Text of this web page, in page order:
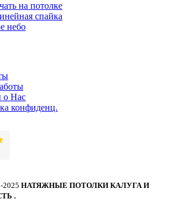
на потолке
спайка
небо
о Нас
конфиденц.
2025 НАТЯЖНЫЕ ПОТОЛКИ КАЛУГА И
.